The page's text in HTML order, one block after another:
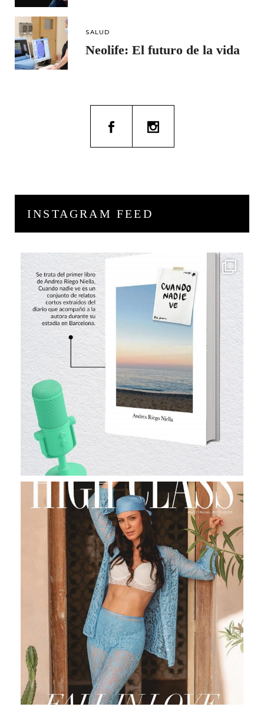
SALUD
Neolife: El futuro de la vida
INSTAGRAM FEED